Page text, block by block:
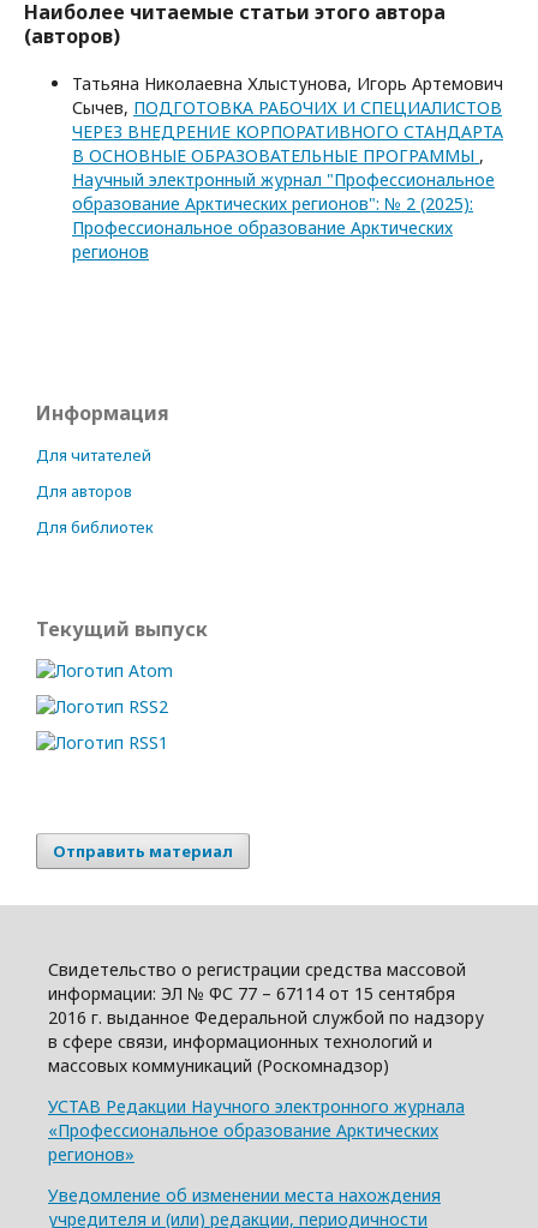
Наиболее читаемые статьи этого автора
(авторов)
Татьяна Николаевна Хлыстунова, Игорь Артемович
Сычев, ПОДГОТОВКА РАБОЧИХ И СПЕЦИАЛИСТОВ
ЧЕРЕЗ ВНЕДРЕНИЕ КОРПОРАТИВНОГО СТАНДАРТА
В ОСНОВНЫЕ ОБРАЗОВАТЕЛЬНЫЕ ПРОГРАММЫ ,
Научный электронный журнал "Профессиональное
образование Арктических регионов": № 2 (2025):
Профессиональное образование Арктических
регионов
Информация
Для читателей
Для авторов
Для библиотек
Текущий выпуск
Отправить материал
Свидетельство о регистрации средства массовой
информации: ЭЛ № ФС 77 – 67114 от 15 сентября
2016 г. выданное Федеральной службой по надзору
в сфере связи, информационных технологий и
массовых коммуникаций (Роскомнадзор)
УСТАВ Редакции Научного электронного журнала
«Профессиональное образование Арктических
регионов»
Уведомление об изменении места нахождения
учредителя и (или) редакции, периодичности